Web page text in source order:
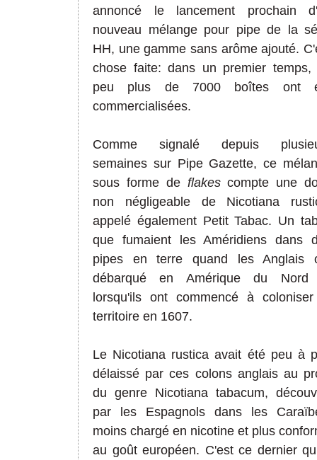
annoncé le lancement prochain
nouveau mélange pour pipe de la
HH, une gamme sans arôme ajouté.
chose faite: dans un premier temps,
peu plus de 7000 boîtes ont
commercialisées.
Comme signalé depuis
semaines sur Pipe Gazette, ce
sous forme de flakescompte une
non négligeable de Nicotiana
appelé également Petit Tabac. Un
que fumaient les Améridiens dans
pipes en terre quand les Anglais
débarqué en Amérique du Nord
lorsqu'ils ont commencé à
territoire en 1607.
Le Nicotiana rustica avait été peu à
délaissé par ces colons anglais au
du genre Nicotiana tabacum,
par les Espagnols dans les
moins chargé en nicotine et plus
au goût européen. C'est ce dernier